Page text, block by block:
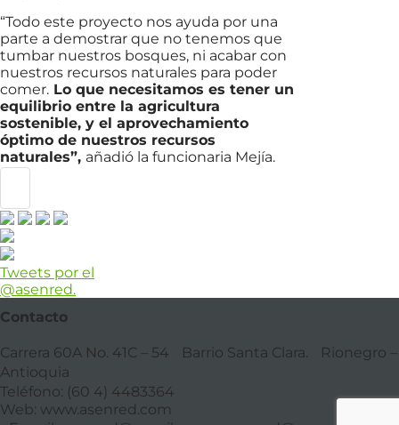
“Todo este proyecto nos ayuda por una
parte a demostrar que no tenemos que
tumbar nuestros bosques, ni acabar con
nuestros recursos naturales para poder
comer. Lo que necesitamos es tener un
equilibrio entre la agricultura
sostenible, y el aprovechamiento
óptimo de nuestros recursos
naturales”, añadió la funcionaria Mejía.
Tweets por el
@asenred.
Contacto
Carrera 60A No. 41C – 54 Barrio Santa Clara. Rionegro –
Antioquia
Teléfono: (60 4) 4483364
Web: www.asenred.com